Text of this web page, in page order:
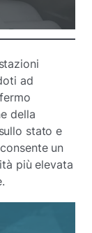
ad
della
stato e
un
più elevata